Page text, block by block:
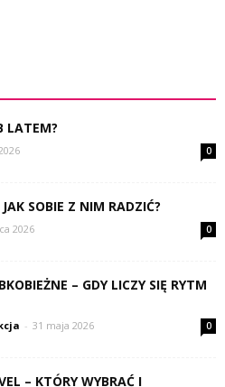
LATEM?
0
SOBIE Z NIM RADZIĆ?
2026 0
– GDY LICZY SIĘ RYTM
- 31 maja 2026 0
– KTÓRY WYBRAĆ I